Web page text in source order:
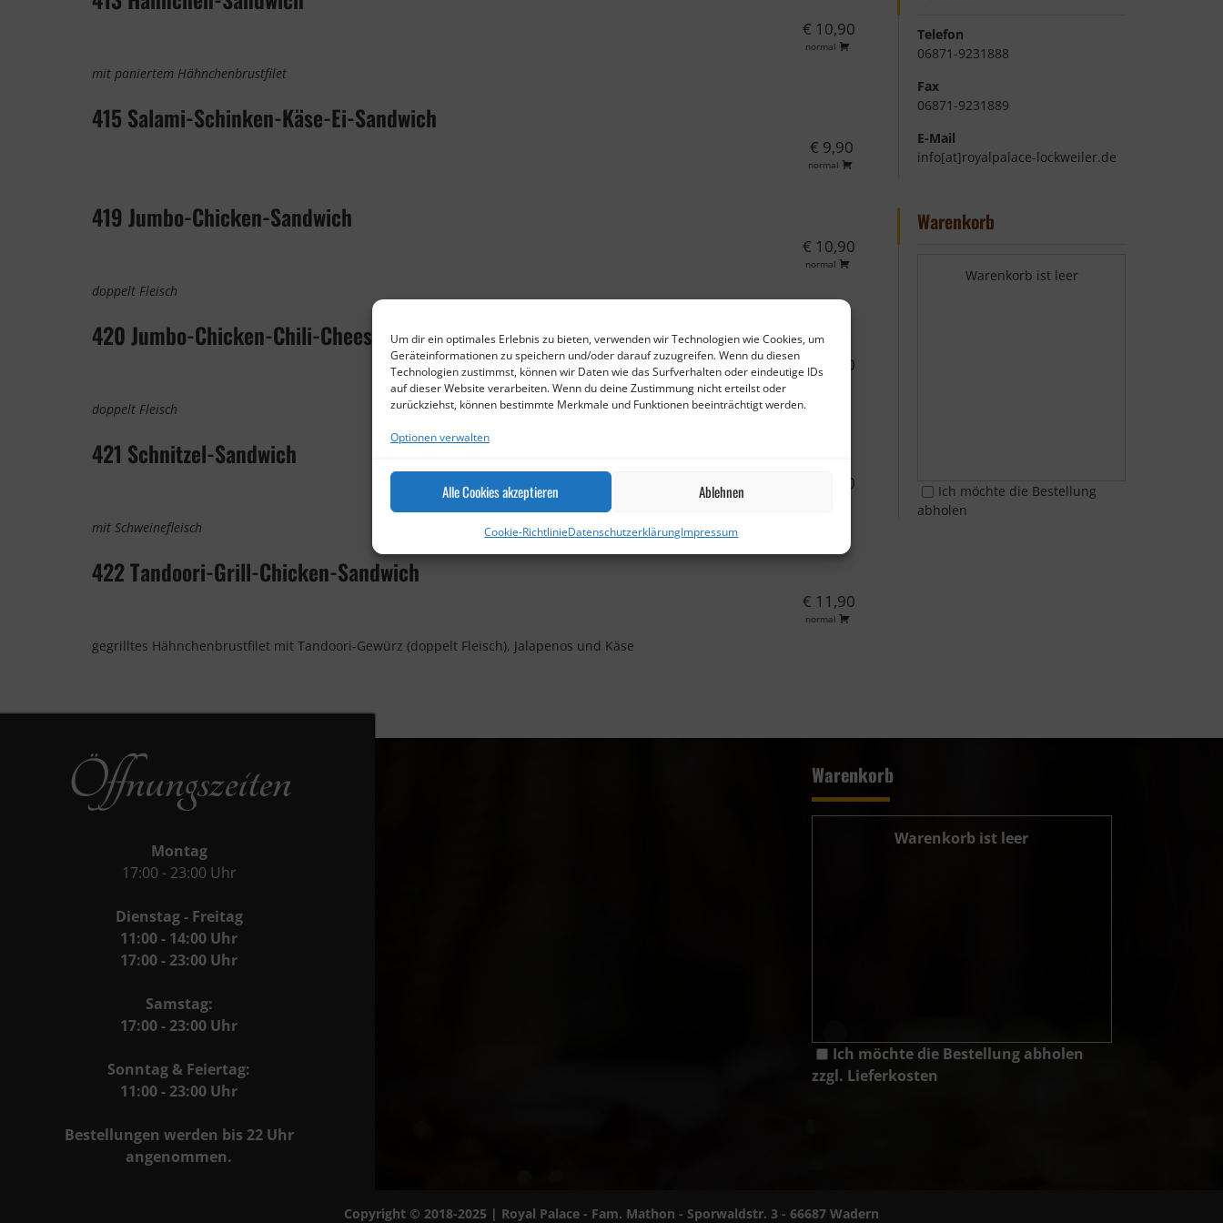
Um dir ein optimales Erlebnis zu bieten, verwenden wir Technologien wie Cookies, um
Geräteinformationen zu speichern und/oder darauf zuzugreifen. Wenn du diesen
Technologien zustimmst, können wir Daten wie das Surfverhalten oder eindeutige IDs
auf dieser Website verarbeiten. Wenn du deine Zustimmung nicht erteilst oder
zurückziehst, können bestimmte Merkmale und Funktionen beeinträchtigt werden.
Optionen verwalten
Alle Cookies akzeptieren Ablehnen
Cookie-RichtlinieDatenschutzerklärungImpressum
€ 10,90
normal
mit paniertem Hähnchenbrustfilet
415 Salami-Schinken-Käse-Ei-Sandwich
€ 9,90
normal
419 Jumbo-Chicken-Sandwich
€ 10,90
normal
doppelt Fleisch
420 Jumbo-Chicken-Chili-Cheese-Sandwich (scharf)
€ 11,90
doppelt Fleisch
421 Schnitzel-Sandwich
€ 10,90
mit Schweinefleisch
422 Tandoori-Grill-Chicken-Sandwich
€ 11,90
normal
gegrilltes Hähnchenbrustfilet mit Tandoori-Gewürz (doppelt Fleisch), Jalapenos und Käse
Telefon
06871-9231888
Fax
06871-9231889
E-Mail
info[at]royalpalace-lockweiler.de
Warenkorb
Warenkorb ist leer
Ich möchte die Bestellung
abholen
Öffnungszeiten
Montag
17:00 - 23:00 Uhr
Dienstag - Freitag
11:00 - 14:00 Uhr
17:00 - 23:00 Uhr
Samstag:
17:00 - 23:00 Uhr
Sonntag & Feiertag:
11:00 - 23:00 Uhr
Bestellungen werden bis 22 Uhr
angenommen.
Warenkorb
Warenkorb ist leer
Ich möchte die Bestellung abholen
zzgl. Lieferkosten
Copyright © 2018-2025 | Royal Palace - Fam. Mathon - Sporwaldstr. 3 - 66687 Wadern